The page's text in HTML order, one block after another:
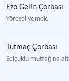
Ezo Gelin Çorbası
Yöresel yemek.
Tutmaç Çorbası
Selçuklu mutfağına